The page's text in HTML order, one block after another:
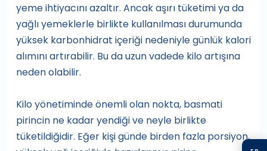
yeme ihtiyacını azaltır. Ancak aşırı tüketimi ya da
yağlı yemeklerle birlikte kullanılması durumunda
yüksek karbonhidrat içeriği nedeniyle günlük kalori
alımını artırabilir. Bu da uzun vadede kilo artışına
neden olabilir.
Kilo yönetiminde önemli olan nokta, basmati
pirincin ne kadar yendiği ve neyle birlikte
tüketildiğidir. Eğer kişi günde birden fazla porsiyon,